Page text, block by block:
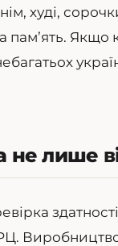
худі,
Якщо
не лише